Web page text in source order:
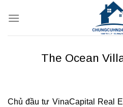
qua
The Ocean
Chủ đầu tư VinaCapital Real